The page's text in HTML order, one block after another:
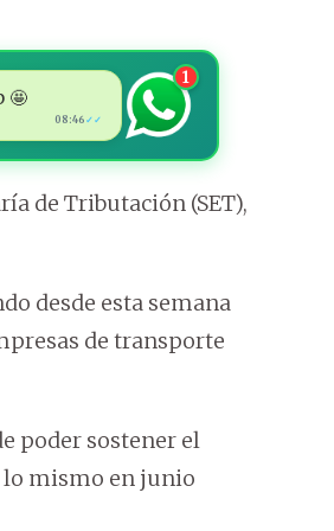
🤩
08:46 ✓✓
1
de Tributación (SET),
desde esta semana
de transporte
poder sostener el
lo mismo en junio